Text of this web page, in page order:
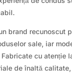
brand recunoscut
sale, iar
cu atenție
de înaltă